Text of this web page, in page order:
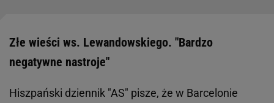
Złe wieści ws. Lewandowskiego. "Bardzo
negatywne nastroje"
Hiszpański dziennik "AS" pisze, że w Barcelonie